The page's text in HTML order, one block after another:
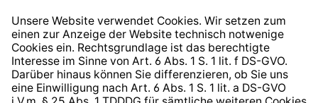
Widerrufsrecht
Hinweisgeberschutzsystem
Barrierefreiheit